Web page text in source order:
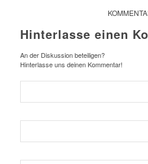
Hinterlasse einen
An der Diskussion beteiligen?
Hinterlasse uns deinen Kommentar!